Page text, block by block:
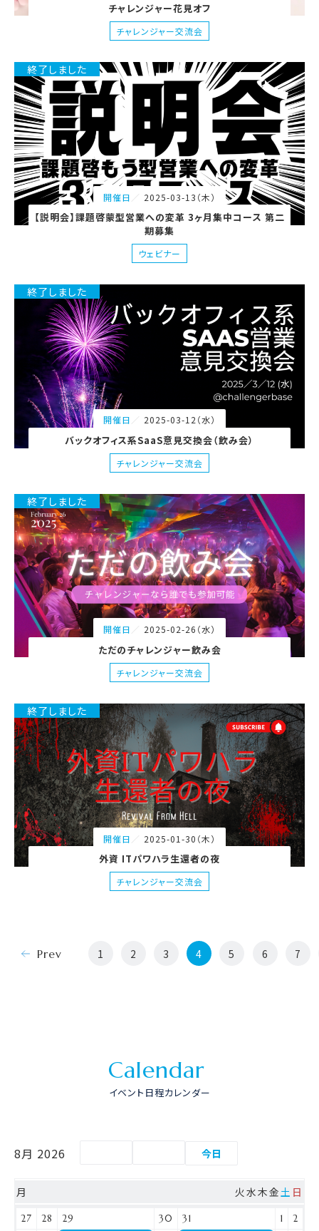
チャレンジャー花見オフ
チャレンジャー交流会
終了しました
開催日 2025-03-13（木）
【説明会】課題啓蒙型営業への変革 3ヶ月集中コース 第二
期募集
ウェビナー
終了しました
開催日 2025-03-12（水）
バックオフィス系SaaS意見交換会（飲み会）
チャレンジャー交流会
終了しました
開催日 2025-02-26（水）
ただのチャレンジャー飲み会
チャレンジャー交流会
終了しました
開催日 2025-01-30（木）
外資 ITパワハラ生還者の夜
チャレンジャー交流会
Prev 1 2 3 4 5 6 7
Calendar
イベント日程カレンダー
8月 2026 今日
月 火水木金土 日
27 28 29 30 31 1 2